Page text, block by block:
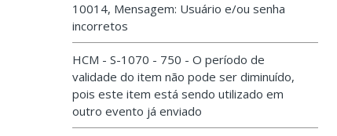
10014, Mensagem: Usuário e/ou senha
incorretos
HCM - S-1070 - 750 - O período de
validade do item não pode ser diminuído,
pois este item está sendo utilizado em
outro evento já enviado